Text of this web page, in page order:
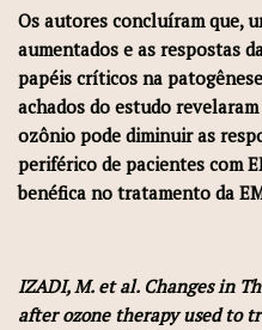
Os autores concluíram que,
aumentados e as respostas
papéis críticos na
achados do estudo
ozônio pode diminuir as
periférico de pacientes com
benéfica no tratamento da
IZADI, M. et al. Changes in
after ozone therapy used to